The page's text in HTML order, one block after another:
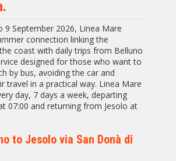
9 September 2026, Linea Mare
connection linking the
coast with daily trips from Belluno
designed for those who want to
by bus, avoiding the car and
travel in a practical way. Linea Mare
day, 7 days a week, departing
07:00 and returning from Jesolo at
to Jesolo via San Donà di